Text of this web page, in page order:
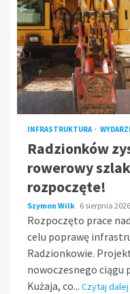
INFRASTRUKTURA
Radzionków
rowerowy
rozpoczęte!
Szymon Wilk 6 sierpnia 2026
Rozpoczęto prace
celu poprawę
Radzionkowie.
nowoczesnego ciągu
Kużaja, co... Czytaj dalej